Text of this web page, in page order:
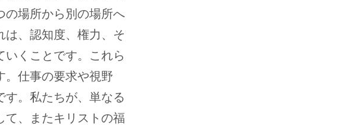
の場所から別の場所へ
は、認知度、権力、そ
いくことです。これら
。仕事の要求や視野
す。私たちが、単なる
て、またキリストの福